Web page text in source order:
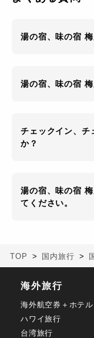
湯の宿、味の宿
湯の宿、味の宿
チェックイン、チ
か？
湯の宿、味の宿
てください。
TOP 国内旅行
海外旅行
海外航空券＋ホテル
ハワイ旅行
台湾旅行